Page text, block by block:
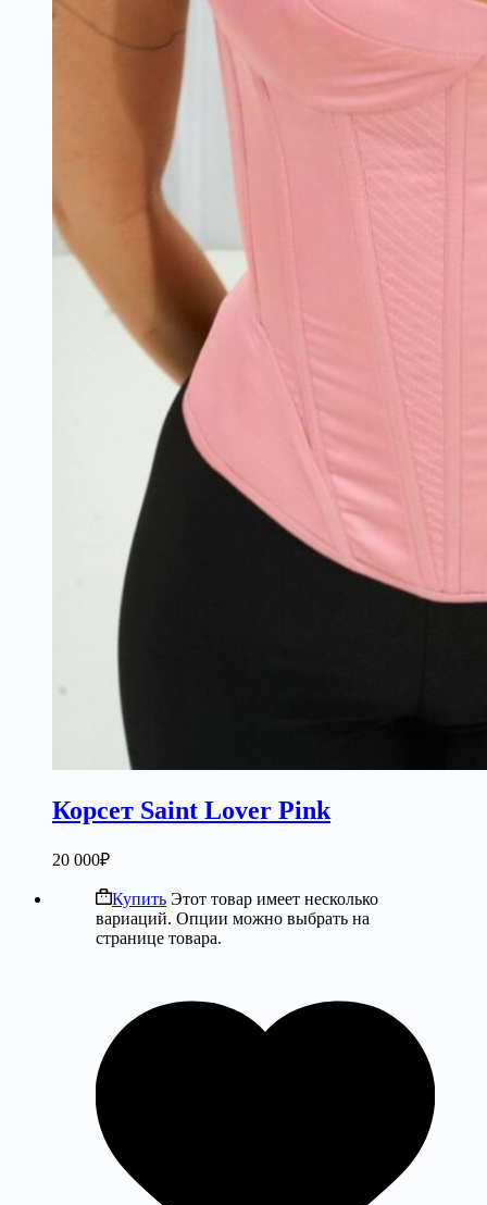
Корсет Saint Lover Pink
20 000₽
Купить Этот товар имеет несколько
вариаций. Опции можно выбрать на
странице товара.